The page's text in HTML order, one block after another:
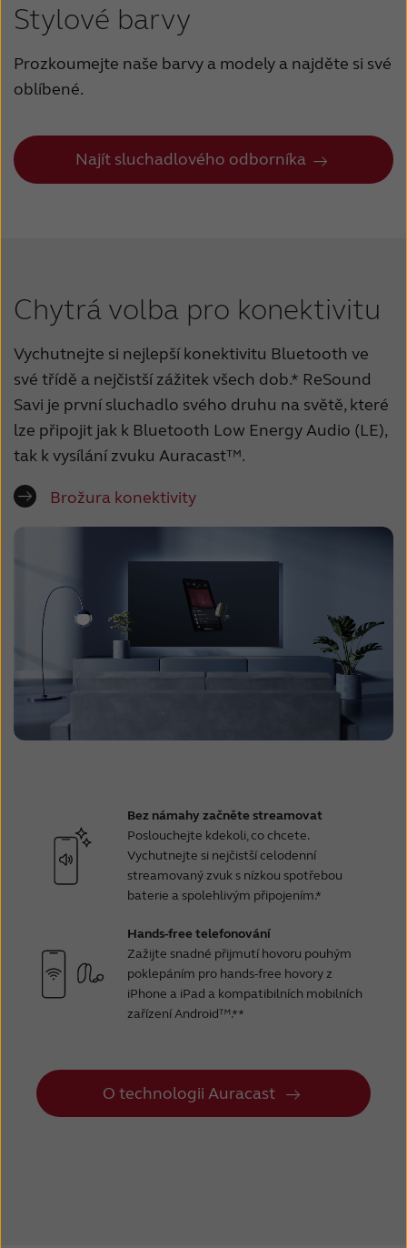
Stylové barvy
Prozkoumejte naše barvy a modely a najděte si své
oblíbené.
Najít sluchadlového odborníka
Chytrá volba pro konektivitu
Vychutnejte si nejlepší konektivitu Bluetooth ve
své třídě a nejčistší zážitek všech dob.* ReSound
Savi je první sluchadlo svého druhu na světě, které
lze připojit jak k Bluetooth Low Energy Audio (LE),
tak k vysílání zvuku Auracast™.
Brožura konektivity
Bez námahy začněte streamovat
Poslouchejte kdekoli, co chcete.
Vychutnejte si nejčistší celodenní
streamovaný zvuk s nízkou spotřebou
baterie a spolehlivým připojením.*
Hands-free telefonování
Zažijte snadné přijmutí hovoru pouhým
poklepáním pro hands-free hovory z
iPhone a iPad a kompatibilních mobilních
zařízení Android™.**
O technologii Auracast